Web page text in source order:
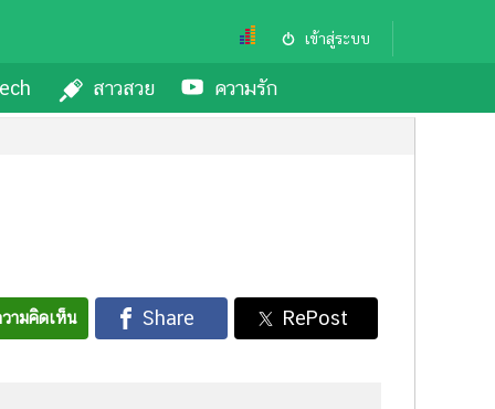
เข้าสู่ระบบ
สาวสวย ความรัก
ามคิดเห็น